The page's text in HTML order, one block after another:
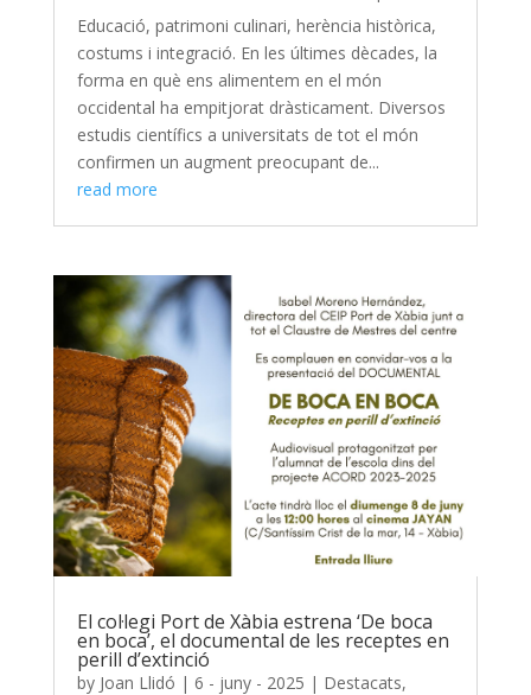
Educació, patrimoni culinari, herència històrica,
costums i integració. En les últimes dècades, la
forma en què ens alimentem en el món
occidental ha empitjorat dràsticament. Diversos
estudis científics a universitats de tot el món
confirmen un augment preocupant de...
read more
El col·legi Port de Xàbia estrena ‘De boca
en boca’, el documental de les receptes en
perill d’extinció
by Joan Llidó | 6 - juny - 2025 | Destacats,